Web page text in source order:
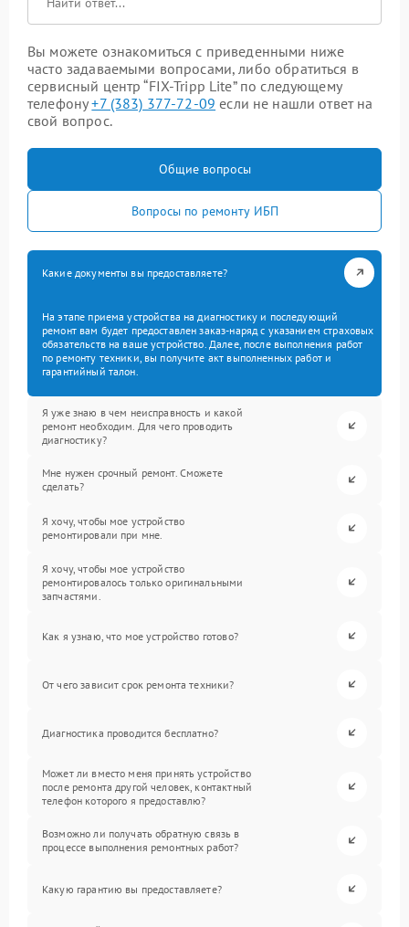
Вы можете ознакомиться с приведенными ниже
часто задаваемыми вопросами, либо обратиться в
сервисный центр “FIX-Tripp Lite” по следующему
телефону+7 (383) 377-72-09 если не нашли ответ на
свой вопрос.
Общие вопросы
Вопросы по ремонту ИБП
Какие документы вы предоставляете?
На этапе приема устройства на диагностику и последующий
ремонт вам будет предоставлен заказ-наряд с указанием страховых
обязательств на ваше устройство. Далее, после выполнения работ
по ремонту техники, вы получите акт выполненных работ и
гарантийный талон.
Я уже знаю в чем неисправность и какой
ремонт необходим. Для чего проводить
диагностику?
Мне нужен срочный ремонт. Сможете
сделать?
Я хочу, чтобы мое устройство
ремонтировали при мне.
Я хочу, чтобы мое устройство
ремонтировалось только оригинальными
запчастями.
Как я узнаю, что мое устройство готово?
От чего зависит срок ремонта техники?
Диагностика проводится бесплатно?
Может ли вместо меня принять устройство
после ремонта другой человек, контактный
телефон которого я предоставлю?
Возможно ли получать обратную связь в
процессе выполнения ремонтных работ?
Какую гарантию вы предоставляете?